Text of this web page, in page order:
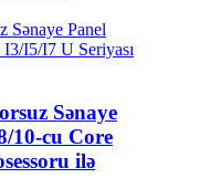
Sənaye
10-cu Core
ilə